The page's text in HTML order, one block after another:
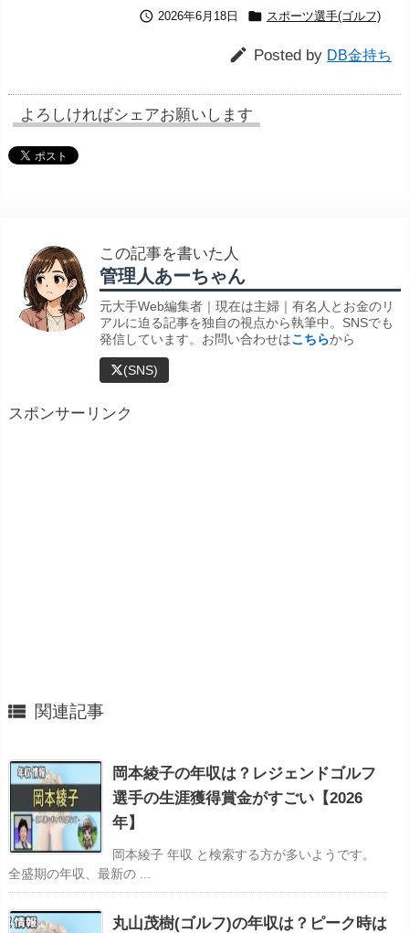
 2026年6月18日  スポーツ選手(ゴルフ)
 Posted by DB金持ち
よろしければシェアお願いします
この記事を書いた人
管理人あーちゃん
元大手Web編集者｜現在は主婦｜有名人とお金のリ
アルに迫る記事を独自の視点から執筆中。SNSでも
発信しています。お問い合わせはこちらから
(SNS)
スポンサーリンク
 関連記事
岡本綾子の年収は？レジェンドゴルフ
選手の生涯獲得賞金がすごい【2026
年】
岡本綾子 年収 と検索する方が多いようです。
全盛期の年収、最新の ...
丸山茂樹(ゴルフ)の年収は？ピーク時は